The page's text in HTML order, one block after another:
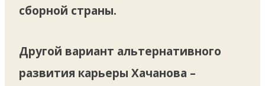
сборной страны.
Другой вариант альтернативного
развития карьеры Хачанова –